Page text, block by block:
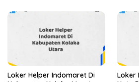
Loker Helper Indomaret Di
Loker